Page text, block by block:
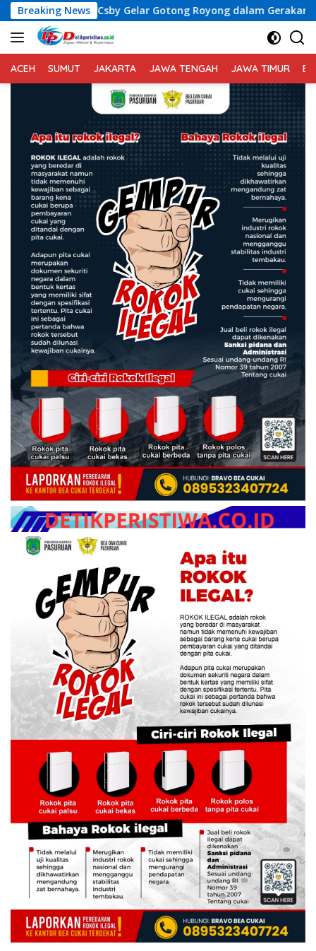
Langsung
ke
konten
Breaking News
5/Csby Gelar Gotong Royong dalam Gerakan Indonesia Asri
ACEH SUMUT JAKARTA JAWA TENGAH JAWA TIMUR